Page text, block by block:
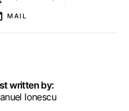
MAIL
written by:
Ionescu